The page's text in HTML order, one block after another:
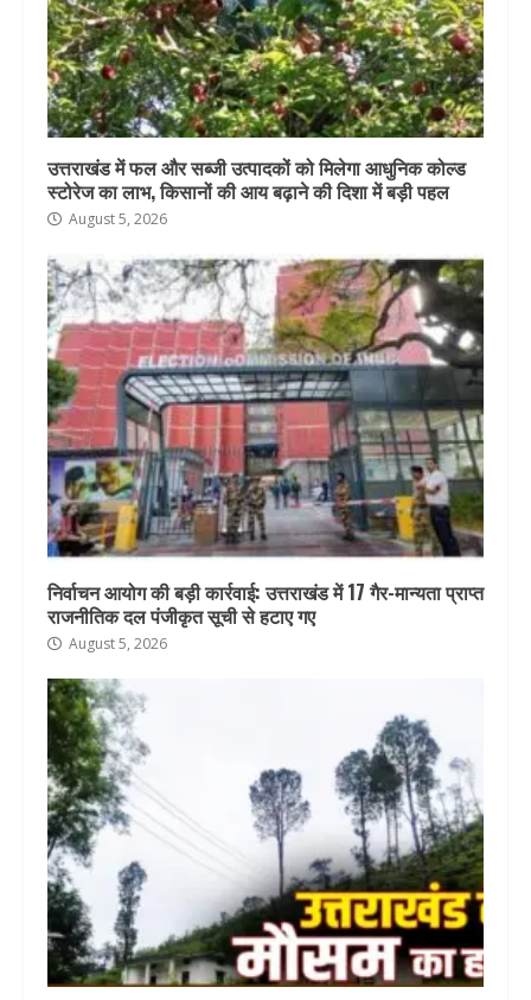
उत्तराखंड में फल और सब्जी उत्पादकों को मिलेगा आधुनिक कोल्ड
स्टोरेज का लाभ, किसानों की आय बढ़ाने की दिशा में बड़ी पहल
August 5, 2026
निर्वाचन आयोग की बड़ी कार्रवाई: उत्तराखंड में 17 गैर-मान्यता प्राप्त
राजनीतिक दल पंजीकृत सूची से हटाए गए
August 5, 2026